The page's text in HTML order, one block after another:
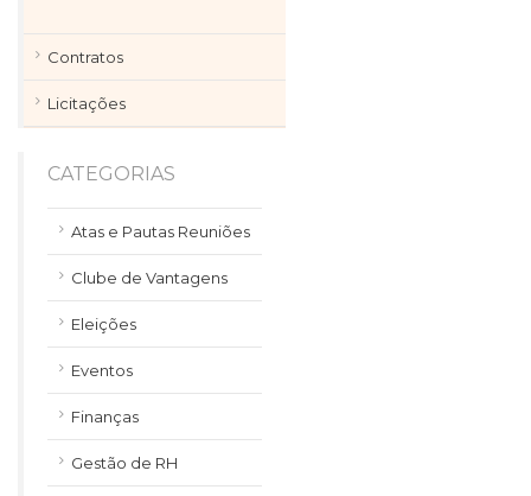
Contratos
Licitações
CATEGORIAS
Atas e Pautas Reuniões
Clube de Vantagens
Eleições
Eventos
Finanças
Gestão de RH